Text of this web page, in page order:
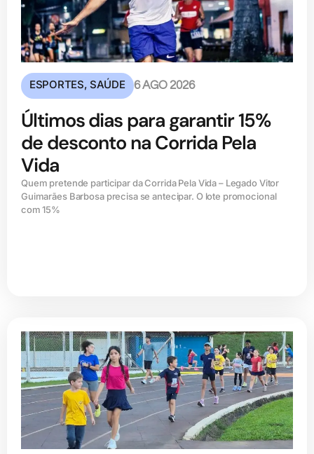
ESPORTES,SAÚDE 6 AGO 2026
Últimos dias para garantir 15%
de desconto na Corrida Pela
Vida
Quem pretende participar da Corrida Pela Vida – Legado Vitor
Guimarães Barbosa precisa se antecipar. O lote promocional
com 15%